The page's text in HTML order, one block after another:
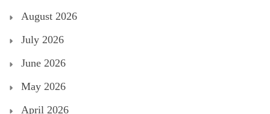
August 2026
July 2026
June 2026
May 2026
April 2026